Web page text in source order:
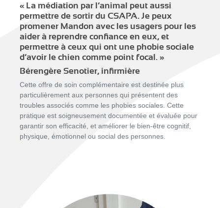
« La médiation par l’animal peut aussi
permettre de sortir du CSAPA. Je peux
promener Mandon avec les usagers pour les
aider à reprendre confiance en eux, et
permettre à ceux qui ont une phobie sociale
d’avoir le chien comme point focal. »
Bérengère Senotier, infirmière
Cette offre de soin complémentaire est destinée plus
particulièrement aux personnes qui présentent des
troubles associés comme les phobies sociales. Cette
pratique est soigneusement documentée et évaluée pour
garantir son efficacité, et améliorer le bien-être cognitif,
physique, émotionnel ou social des personnes.